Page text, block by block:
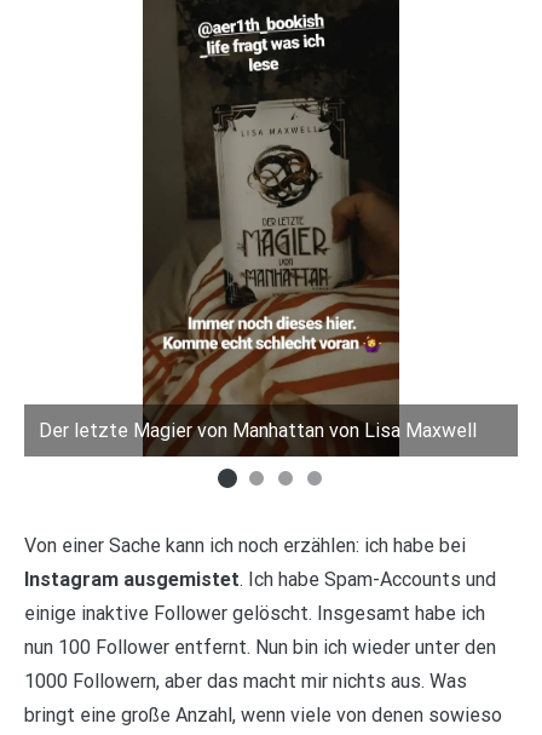
Der letzte Magier von Manhattan von Lisa Maxwell
Von einer Sache kann ich noch erzählen: ich habe bei
Instagram ausgemistet. Ich habe Spam-Accounts und
einige inaktive Follower gelöscht. Insgesamt habe ich
nun 100 Follower entfernt. Nun bin ich wieder unter den
1000 Followern, aber das macht mir nichts aus. Was
bringt eine große Anzahl, wenn viele von denen sowieso